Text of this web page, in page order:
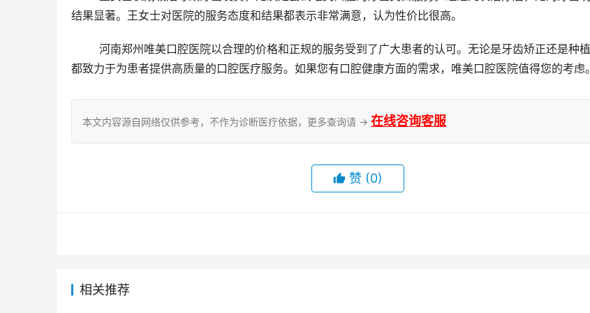
结果显著。王女士对医院的服务态度和结果都表示非常满意，认为性价比很高。
都致力于为患者提供高质量的口腔医疗服务。如果您有口腔健康方面的需求，唯美口腔医院值得您的考虑。
本文内容源自网络仅供参考，不作为诊断医疗依据，更多查询请 → 在线咨询客服
赞 (0)
相关推荐